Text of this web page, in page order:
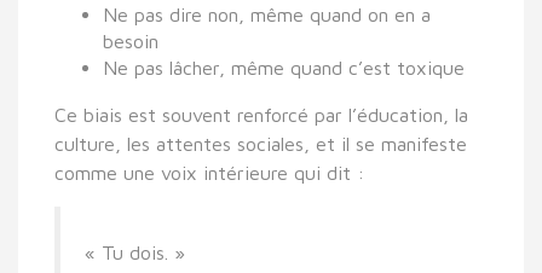
Ne pas dire non, même quand on en a
besoin
Ne pas lâcher, même quand c’est toxique
Ce biais est souvent renforcé par l’éducation, la
culture, les attentes sociales,
et il se manifeste
comme une voix intérieure qui dit :
« Tu dois. »